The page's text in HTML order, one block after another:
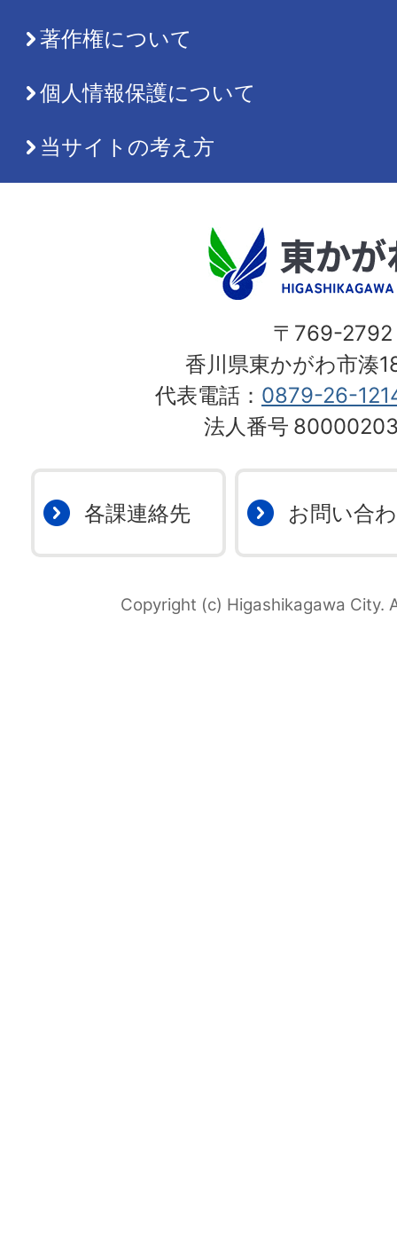
著作権について
個人情報保護について
当サイトの考え方
〒769-2792
香川県東かがわ市湊
代表電話： 0879-26-
法人番号
各課連絡先 お問い合
Copyright (c) Higashikagawa City.